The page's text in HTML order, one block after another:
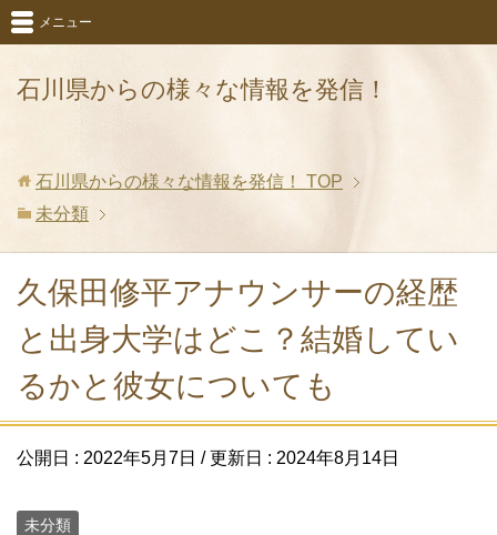
石川県からの様々な情報を発信！
メニュー
石川県からの様々な情報を発信！
TOP
未分類
久保田修平アナウンサーの経歴
と出身大学はどこ？結婚してい
るかと彼女についても
公開日 : 2022年5月7日 / 更新日 : 2024年8月14日
未分類